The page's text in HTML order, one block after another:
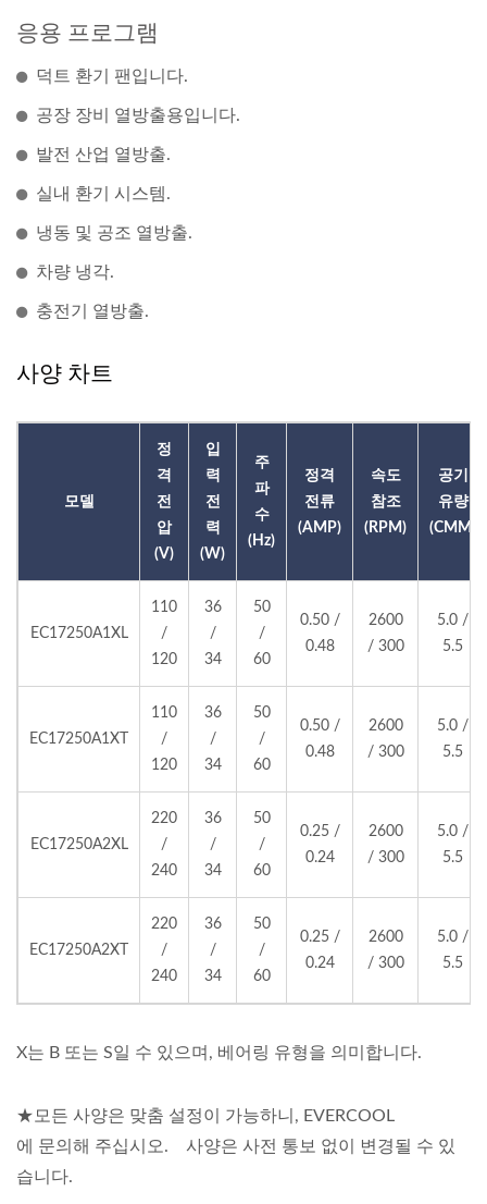
응용 프로그램
덕트 환기 팬입니다.
공장 장비 열방출용입니다.
발전 산업 열방출.
실내 환기 시스템.
냉동 및 공조 열방출.
차량 냉각.
충전기 열방출.
사양 차트
모델
정
격
전
압
(V)
입
력
전
력
(W)
주
파
수
(Hz)
정격
전류
(AMP)
속도
참조
(RPM)
공기
유량
(CMM)
EC17250A1XL
110
/
120
36
/
34
50
/
60
0.50 /
0.48
2600
/ 300
5.0 /
5.5
EC17250A1XT
110
/
120
36
/
34
50
/
60
0.50 /
0.48
2600
/ 300
5.0 /
5.5
EC17250A2XL
220
/
240
36
/
34
50
/
60
0.25 /
0.24
2600
/ 300
5.0 /
5.5
EC17250A2XT
220
/
240
36
/
34
50
/
60
0.25 /
0.24
2600
/ 300
5.0 /
5.5
X는 B 또는 S일 수 있으며, 베어링 유형을 의미합니다.
★모든 사양은 맞춤 설정이 가능하니, EVERCOOL
에 문의해 주십시오. 사양은 사전 통보 없이 변경될 수 있
습니다.